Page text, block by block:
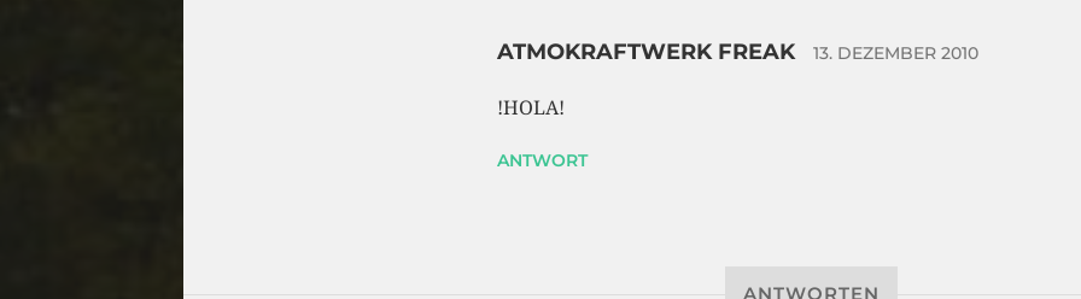
ATMOKRAFTWERK FREAK 13. DEZEMBER 2010
!HOLA!
ANTWORT
ANTWORTEN